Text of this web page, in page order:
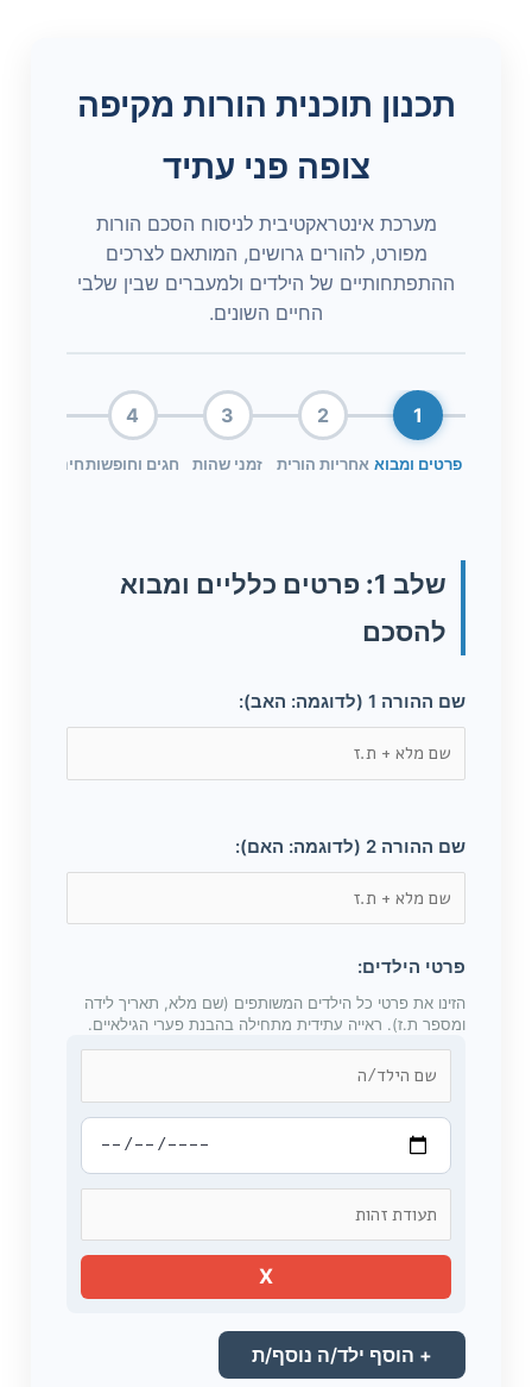
תכנון תוכנית הורות מקיפה
צופה פני עתיד
מערכת אינטראקטיבית לניסוח הסכם הורות
מפורט, להורים גרושים, המותאם לצרכים
ההתפתחותיים של הילדים ולמעברים שבין שלבי
החיים השונים.
1
פרטים ומבוא
2
אחריות הורית
3
זמני שהות
4
חגים וחופשותחינוך
שלב 1: פרטים כלליים ומבוא
להסכם
שם ההורה 1 (לדוגמה: האב):
שם ההורה 2 (לדוגמה: האם):
פרטי הילדים:
הזינו את פרטי כל הילדים המשותפים (שם מלא, תאריך לידה
ומספר ת.ז). ראייה עתידית מתחילה בהבנת פערי הגילאיים.
X
+ הוסף ילד/ה נוסף/ת